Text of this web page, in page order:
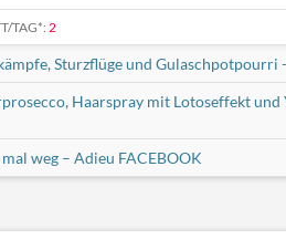
TAG*: 2
Sturzflüge und Gulaschpotpourri
Haarspray mit Lotoseffekt und
weg – Adieu FACEBOOK